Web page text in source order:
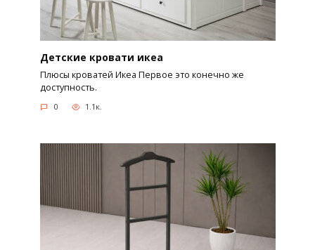
Детские кровати икеа
Плюсы кроватей Икеа Первое это конечно же
доступность.
0 1.1к.